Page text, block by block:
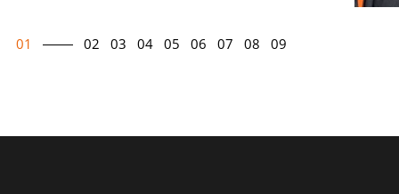
01 02 03 04 05 06 07 08 09